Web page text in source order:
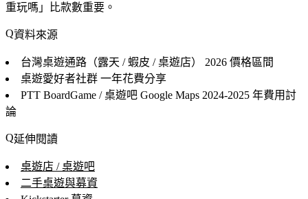
重玩嗎 」比款數重要。
資料來源
台灣桌遊通路（露天 / 蝦皮 / 桌遊店）
2026 價格區間
桌遊愛好者社群 一年花費分享
PTT BoardGame / 桌遊吧 Google Maps 2024-2025 年費用討
論
延伸閱讀
桌遊店 / 桌遊吧
二手桌遊與募資